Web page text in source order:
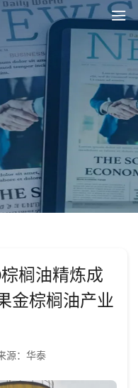
榈油精炼成
金棕榈油产业
源： 华泰